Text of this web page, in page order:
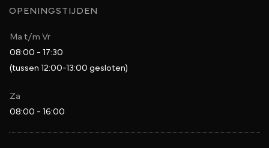
OPENINGSTIJDEN
Ma t/m Vr
08:00 - 17:30
(tussen 12:00-13:00 gesloten)
Za
08:00 - 16:00